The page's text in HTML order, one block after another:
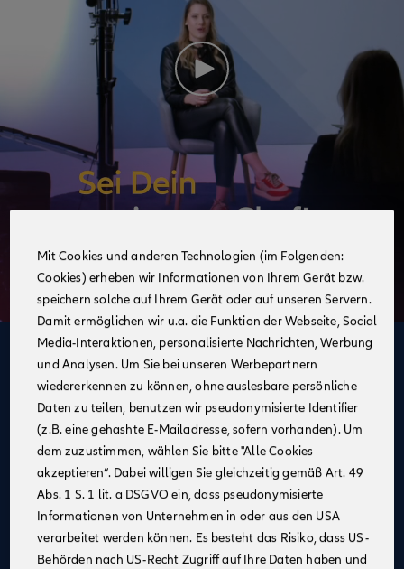
Deine Vorteile
im Vertrieb der Allianz
Allianz alsstarker Partnerundstarke Marke
Businesspläne mitErfolgsgarantie
Unterstützung bei derUnternehmensgründung
Bestehender Kundenstamm
Qualifizierte Weiterbildung
Mit Cookies und anderen Technologien (im Folgenden:
Cookies) erheben wir Informationen von Ihrem Gerät bzw.
speichern solche auf Ihrem Gerät oder auf unseren Servern.
Damit ermöglichen wir u.a. die Funktion der Webseite, Social
Media-Interaktionen, personalisierte Nachrichten, Werbung
und Analysen. Um Sie bei unseren Werbepartnern
wiedererkennen zu können, ohne auslesbare persönliche
Daten zu teilen, benutzen wir pseudonymisierte Identifier
(z.B. eine gehashte E-Mailadresse, sofern vorhanden). Um
dem zuzustimmen, wählen Sie bitte "Alle Cookies
akzeptieren“. Dabei willigen Sie gleichzeitig gemäß Art. 49
Abs. 1 S. 1 lit. a DSGVO ein, dass pseudonymisierte
Informationen von Unternehmen in oder aus den USA
verarbeitet werden können. Es besteht das Risiko, dass US-
Behörden nach US-Recht Zugriff auf Ihre Daten haben und